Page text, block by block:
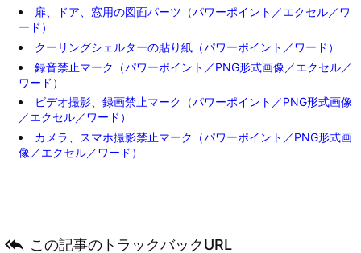
扉、ドア、窓用の図面パーツ（パワーポイント／エクセル／ワ
ード）
クーリングシェルターの貼り紙（パワーポイント／ワード）
録音禁止マーク（パワーポイント／PNG形式画像／エクセル／
ワード）
ビデオ撮影、録画禁止マーク（パワーポイント／PNG形式画像
／エクセル／ワード）
カメラ、スマホ撮影禁止マーク（パワーポイント／PNG形式画
像／エクセル／ワード）
 この記事のトラックバックURL